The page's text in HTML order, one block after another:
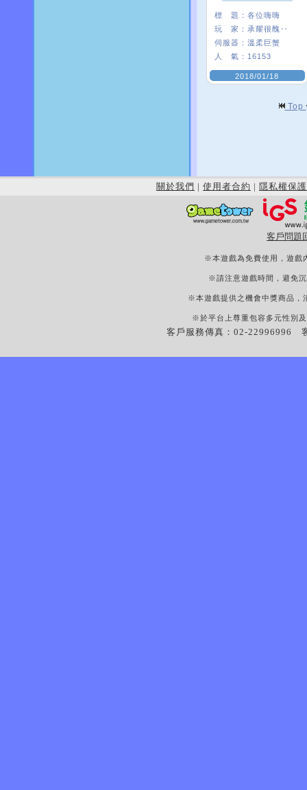
標 題： 各位嗨嗨
玩 家： 承耀很醜‥
伺服器： 溫柔巨蟹
人 氣： 16153
2018/01/18
Top
關於我們 | 使用者合約 | 隱私權保護
客戶問題
※本遊戲為免費使用，遊戲
※請注意遊戲時間，避免
※本遊戲提供之機會中獎商品，
※於平台上尊重包容多元性別
客戶服務傳真：02-22996996